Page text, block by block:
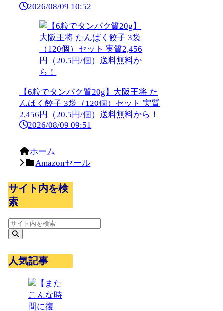
2026/08/09 10:52
【6粒でタンパク質20g】大阪王将 た
んぱく餃子 3袋（120個）セット 実質
2,456円（20.5円/個）送料無料から！
2026/08/09 09:51
ホーム
Amazonセール
サイト内を検
索
人気記事